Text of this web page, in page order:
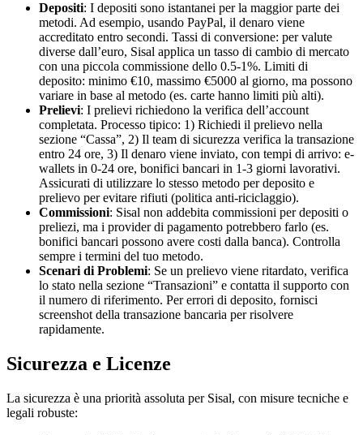
Depositi: I depositi sono istantanei per la maggior parte dei
metodi. Ad esempio, usando PayPal, il denaro viene
accreditato entro secondi. Tassi di conversione: per valute
diverse dall’euro, Sisal applica un tasso di cambio di mercato
con una piccola commissione dello 0.5-1%. Limiti di
deposito: minimo €10, massimo €5000 al giorno, ma possono
variare in base al metodo (es. carte hanno limiti più alti).
Prelievi: I prelievi richiedono la verifica dell’account
completata. Processo tipico: 1) Richiedi il prelievo nella
sezione “Cassa”, 2) Il team di sicurezza verifica la transazione
entro 24 ore, 3) Il denaro viene inviato, con tempi di arrivo: e-
wallets in 0-24 ore, bonifici bancari in 1-3 giorni lavorativi.
Assicurati di utilizzare lo stesso metodo per deposito e
prelievo per evitare rifiuti (politica anti-riciclaggio).
Commissioni: Sisal non addebita commissioni per depositi o
preliezi, ma i provider di pagamento potrebbero farlo (es.
bonifici bancari possono avere costi dalla banca). Controlla
sempre i termini del tuo metodo.
Scenari di Problemi: Se un prelievo viene ritardato, verifica
lo stato nella sezione “Transazioni” e contatta il supporto con
il numero di riferimento. Per errori di deposito, fornisci
screenshot della transazione bancaria per risolvere
rapidamente.
Sicurezza e Licenze
La sicurezza è una priorità assoluta per Sisal, con misure tecniche e
legali robuste: